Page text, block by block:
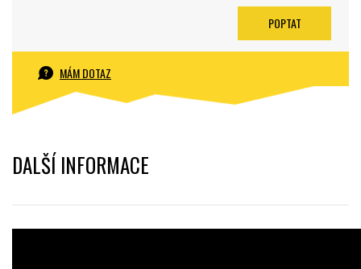
POPTAT
MÁM DOTAZ
DALŠÍ INFORMACE